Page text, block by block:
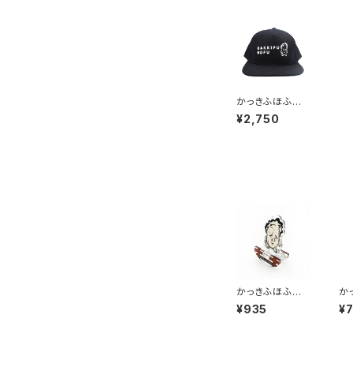
かっきふほふ
キャップ
¥2,750
かっきふほふ 2
wayアクリルス
タンド
¥935
か
ア
ル